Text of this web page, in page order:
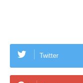
Twitter